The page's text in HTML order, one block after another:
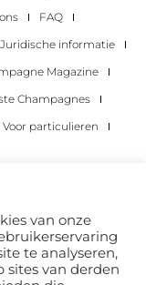
FAQ
Juridische informatie
Magazine
Champagnes
Voor particulieren
van onze
te analyseren,
sites van derden